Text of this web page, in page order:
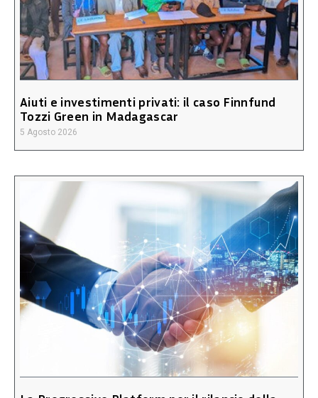
Aiuti e investimenti privati: il caso Finnfund
Tozzi Green in Madagascar
5 Agosto 2026